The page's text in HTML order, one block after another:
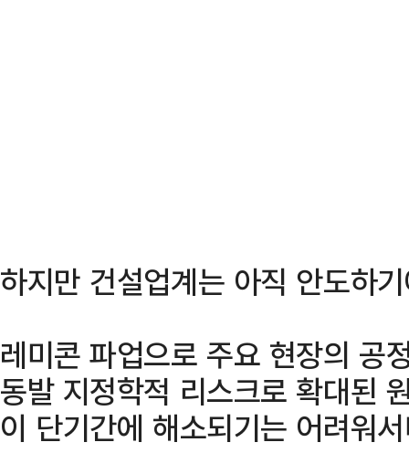
하지만 건설업계는 아직 안도하
레미콘 파업으로 주요 현장의 공
동발 지정학적 리스크로 확대된
이 단기간에 해소되기는 어려워